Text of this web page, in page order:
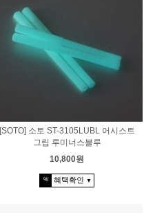
[SOTO] 소토 ST-3105LUBL 어시스트
그립 루미너스블루
10,800원
% 혜택확인 ▼